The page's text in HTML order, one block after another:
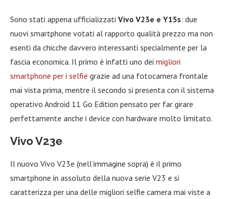
Sono stati appena ufficializzati Vivo V23e e Y15s: due
nuovi smartphone votati al rapporto qualità prezzo ma non
esenti da chicche davvero interessanti specialmente per la
fascia economica. Il primo è infatti uno dei migliori
smartphone per i selfie grazie ad una fotocamera frontale
mai vista prima, mentre il secondo si presenta con il sistema
operativo Android 11 Go Edition pensato per far girare
perfettamente anche i device con hardware molto limitato.
Vivo V23e
Il nuovo Vivo V23e (nell’immagine sopra) è il primo
smartphone in assoluto della nuova serie V23 e si
caratterizza per una delle migliori selfie camera mai viste a